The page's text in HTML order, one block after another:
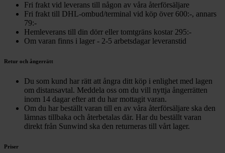
Fri frakt vid leverans till någon av våra återförsäljare
Fri frakt till DHL-ombud/terminal vid köp över 600:-, annars
79:-
Hemleverans till din dörr eller tomtgräns kostar 295:-
Om varan finns i lager - 2-5 arbetsdagar leveranstid
Retur och ångerrätt
Du som kund har rätt att ångra ditt köp i enlighet med lagen
om distansavtal. Meddela oss om du vill nyttja ångerrätten
inom 14 dagar efter att du har mottagit varan.
Om du har beställt varan till en av våra återförsäljare ska den
lämnas tillbaka och återbetalas där. Har du beställt varan
direkt från Sunwind ska den returneras till vårt lager.
Priser